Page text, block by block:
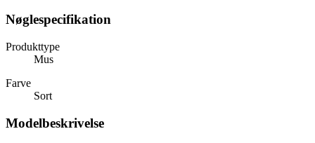
Nøglespecifikation
Produkttype
Mus
Farve
Sort
Modelbeskrivelse